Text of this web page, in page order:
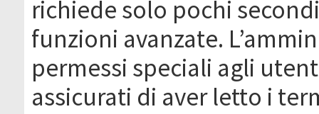
richiede solo pochi
funzioni avanzate.
permessi speciali agli
assicurati di aver letto i